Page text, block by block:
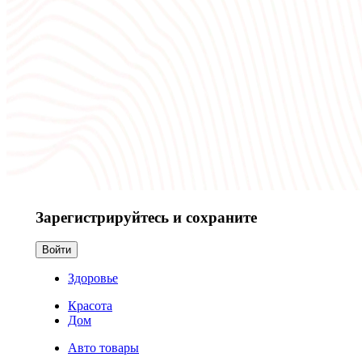
Зарегистрируйтесь и сохраните
Войти
Здоровье
Красота
Дом
Авто товары